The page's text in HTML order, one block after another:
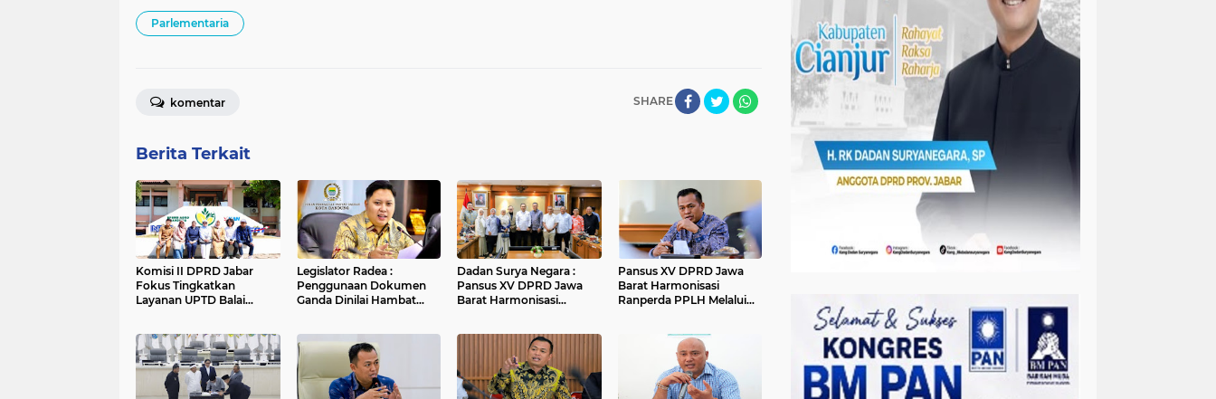
Parlementaria
SHARE
komentar
Berita Terkait
Komisi II DPRD Jabar
Fokus Tingkatkan
Layanan UPTD Balai
Legislator Radea :
Penggunaan Dokumen
Ganda Dinilai Hambat
Sampah di Kota Bandung
Dadan Surya Negara :
Pansus XV DPRD Jawa
Barat Harmonisasi
Pansus XV DPRD Jawa
Barat Harmonisasi
Ranperda PPLH Melalui